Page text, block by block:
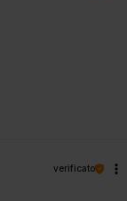
verificato